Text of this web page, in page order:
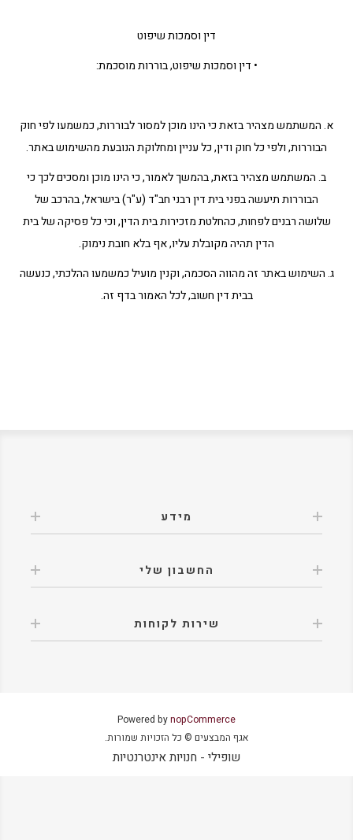
דין וסמכות שיפוט
• דין וסמכות שיפוט, בוררות מוסכמת:
א. המשתמש מצהיר בזאת כי הינו מוכן למסור לבוררות, כמשמעו לפי חוק
הבוררות, ולפי כל חוק ודין, כל עניין ומחלוקת הנובעת מהשימוש באתר.
ב. המשתמש מצהיר בזאת, בהמשך לאמור, כי הינו מוכן ומסכים לכך כי
הבוררות תיעשה בפני בית דין רבני חב"ד (ע"ר) בישראל, בהרכב של
שלושה רבנים לפחות, כהחלטת מזכירות בית הדין, וכי כל פסיקה של בית
הדין תהיה מקובלת עליו, אף בלא חובת נימוק.
ג. השימוש באתר זה מהווה הסכמה, וקנין מועיל כמשמעו ההלכתי, כנעשה
בבית דין חשוב, לכל האמור בדף זה.
מידע
החשבון שלי
שירות לקוחות
Powered bynopCommerce
אגף המבצעים © כל הזכויות שמורות.
שופילי - חנויות אינטרנטיות